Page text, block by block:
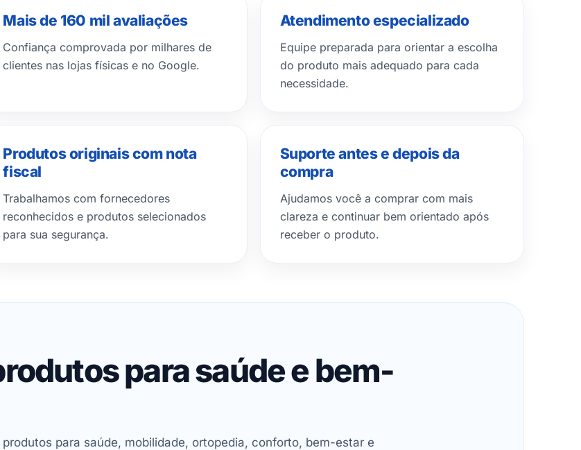
Mais de 160 mil avaliações
Confiança comprovada por milhares de
clientes nas lojas físicas e no Google.
Atendimento especializado
Equipe preparada para orientar a escolha
do produto mais adequado para cada
necessidade.
Produtos originais com nota
fiscal
Trabalhamos com fornecedores
reconhecidos e produtos selecionados
para sua segurança.
Suporte antes e depois da
compra
Ajudamos você a comprar com mais
clareza e continuar bem orientado após
receber o produto.
para saúde e bem-
para saúde, mobilidade, ortopedia, conforto, bem-estar e